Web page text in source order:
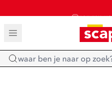
TOT 70%
SALE:
Home